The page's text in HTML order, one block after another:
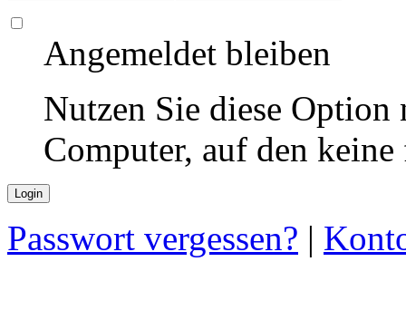
Angemeldet bleiben
Nutzen Sie diese
Computer, auf den
Passwort vergessen? |